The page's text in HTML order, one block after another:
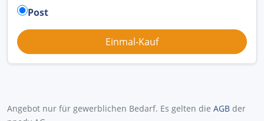
Post
Angebot nur für gewerblichen Bedarf. Es gelten die AGB der